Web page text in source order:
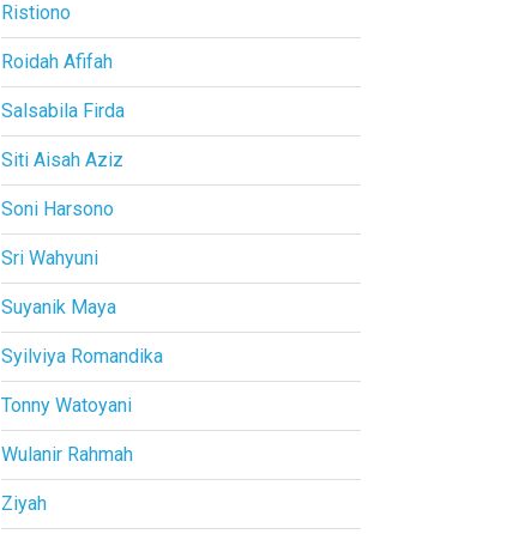
Ristiono
Roidah Afifah
Salsabila Firda
Siti Aisah Aziz
Soni Harsono
Sri Wahyuni
Suyanik Maya
Syilviya Romandika
Tonny Watoyani
Wulanir Rahmah
Ziyah